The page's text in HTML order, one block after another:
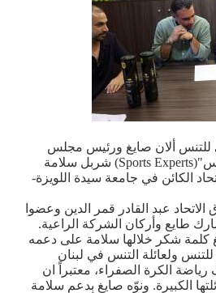
للتنس ألان صايغ ورئيس مجلس
"
(Sports Experts)
شربل سلامة
الكائن في جامعة سيدة اللويزة-
عبد القادر قمر الدين وعضوا
طايع وأركان الشركة الراعية.
كلمة شكر خلالها سلامة على دعمه
للتنس ولعائلة التنس في لبنان
الكرة الصفراء، معتبراً ان
الكبيرة. ونوّه صايغ بدعم سلامة